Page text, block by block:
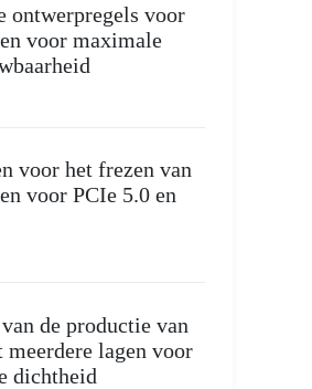
ontwerpregels voor
voor maximale
voor het frezen van
voor PCIe 5.0 en
de productie van
lagen voor
dichtheid